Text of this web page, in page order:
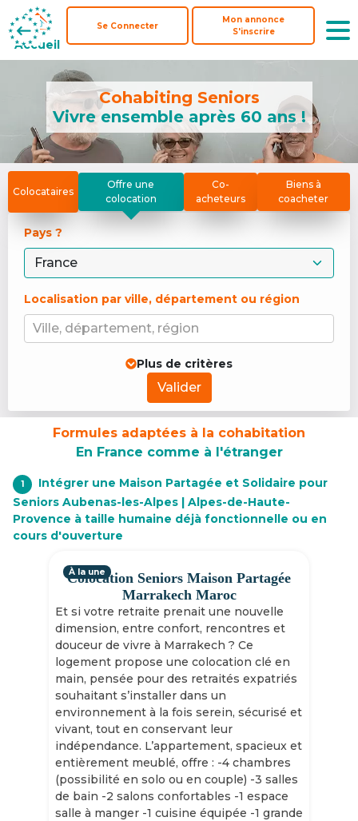
Accueil
Se Connecter
Mon annonce
S'inscrire
Accueil
Se Connecter
Mon annonce
S'inscrire
Cohabiting Seniors
Vivre ensemble après 60 ans !
Colocataires
Offre une
colocation
Co-
acheteurs
Biens à
coacheter
Pays ?
Localisation par ville, département ou région
Ville, département, région
Plus de critères
Valider
Formules adaptées à la cohabitation
En France comme à l'étranger
1
Intégrer une Maison Partagée et Solidaire pour
Seniors Aubenas-les-Alpes | Alpes-de-Haute-
Provence à taille humaine déjà fonctionnelle ou en
cours d'ouverture
Colocation Seniors Maison Partagée
Marrakech Maroc
Et si votre retraite prenait une nouvelle
dimension, entre confort, rencontres et
douceur de vivre à Marrakech ? Ce
logement propose une colocation clé en
main, pensée pour des retraités expatriés
souhaitant s’installer dans un
environnement à la fois serein, sécurisé et
vivant, tout en conservant leur
indépendance. L’appartement, spacieux et
entièrement meublé, offre : -4 chambres
(possibilité en solo ou en couple) -3 salles
de bain -2 salons confortables -1 espace
salle à manger -1 cuisine équipée -1 grande
À la une